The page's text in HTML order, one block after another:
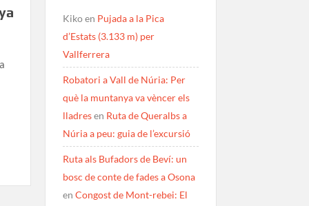
Kikoen Pujada a la Pica
d’Estats (3.133 m) per
Vallferrera
Robatori a Vall de Núria: Per
què la muntanya va vèncer els
lladresen Ruta de Queralbs a
Núria a peu: guia de l’excursió
Ruta als Bufadors de Beví: un
bosc de conte de fades a Osona
en Congost de Mont-rebei: El